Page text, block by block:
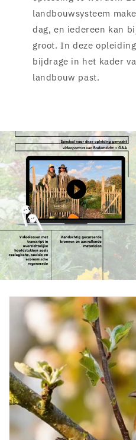
landbouwsysteem
dag, en iedereen kan
groot. In deze
bijdrage in het kader
landbouw past.